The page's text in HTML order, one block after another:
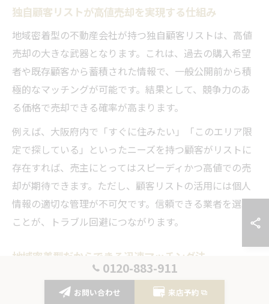
独自顧客リストが高値売却を実現する仕組み
地域密着型の不動産会社が持つ独自顧客リストは、高値
売却の大きな武器となります。これは、過去の購入希望
者や既存顧客から蓄積された情報で、一般公開前から積
極的なマッチングが可能です。結果として、競争力のあ
る価格で売却できる確率が高まります。
例えば、大阪府内で「すぐに住みたい」「このエリア限
定で探している」といったニーズを持つ顧客がリストに
存在すれば、売主にとってはスピーディかつ高値での売
却が期待できます。ただし、顧客リストの活用には個人
情報の適切な管理が不可欠です。信頼できる業者を選ぶ
ことが、トラブル回避につながります。
地域密着型だからできる迅速マッチング法
地域密着型の不動産会社は、大阪府内のリアルタイムな
市場動向や顧客の希望条件を常に把握しています。これ
0120-883-911
お問い合わせ 来店予約